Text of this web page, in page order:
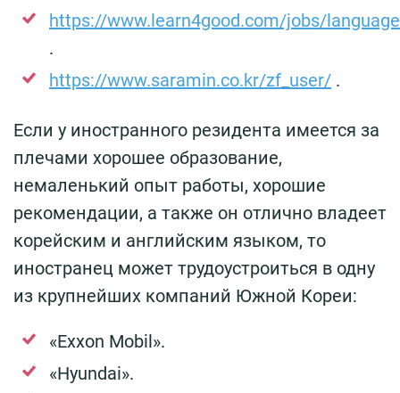
https://www.learn4good.com/jobs/
.
https://www.saramin.co.kr/zf_user/ .
Если у иностранного резидента имеется за
плечами хорошее образование,
немаленький опыт работы, хорошие
рекомендации, а также он отлично владеет
корейским и английским языком, то
иностранец может трудоустроиться в одну
из крупнейших компаний Южной Кореи:
«Exxon Mobil».
«Hyundai».